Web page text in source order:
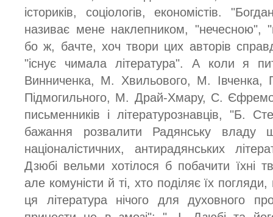
істориків, соціологів, економістів.
називає мене наклепником, "нечесною",
бо ж, бачте, хоч твори цих авторів
"існує чимала література". А коли я
Винниченка, М. Хвильового, М.
Підмогильного, М. Драй-Хмару, С.
письменників і літературознавців, "Б.
бажання розвалити Радянську владу
націоналістичних, антирадянських
Дзюбі вельми хотілося б побачити їхні
але комуністи й ті, хто поділяє їх
ця література нічого для духовного